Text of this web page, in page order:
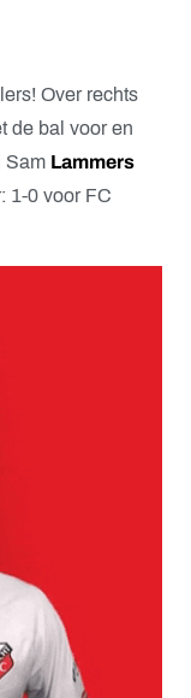
Over rechts
de bal voor en
Sam Lammers
1-0 voor FC